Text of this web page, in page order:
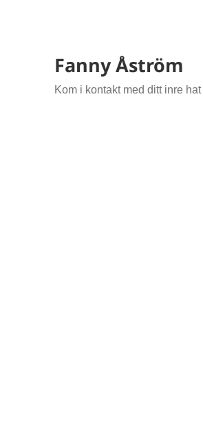
Fanny Åström
Kom i kontakt med ditt inre hat